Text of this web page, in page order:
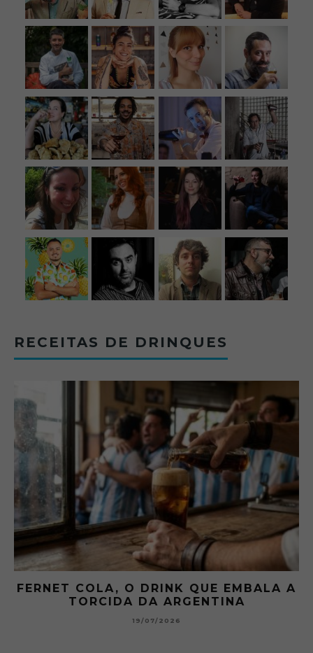
RECEITAS DE DRINQUES
FERNET COLA, O DRINK QUE EMBALA A
TORCIDA DA ARGENTINA
19/07/2026